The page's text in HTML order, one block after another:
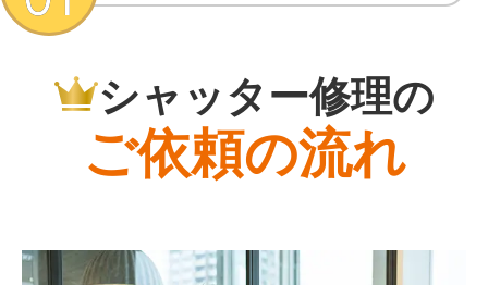
シャッター修理の
ご依頼の流れ